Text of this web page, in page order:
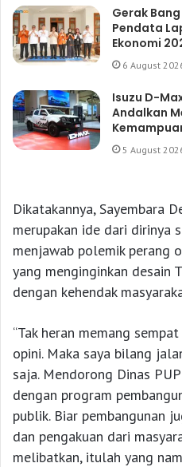
Gerak
Pendata
Ekonomi
6 August
Isuzu D-
Andalkan
5 August
Dikatakannya, Sayembara
merupakan ide dari dirinya
menjawab polemik perang
yang menginginkan desain
dengan kehendak
“Tak heran memang
opini. Maka saya bilang
saja. Mendorong Dinas
dengan program
publik. Biar pembangunan
dan pengakuan dari
melibatkan, itulah yang